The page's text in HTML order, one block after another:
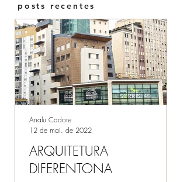
posts recentes
ARQUITETURA
DIFERENTONA
Analu Cadore
12 de mai. de 2022